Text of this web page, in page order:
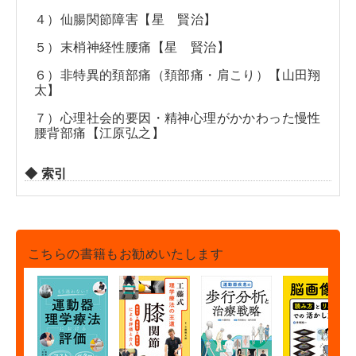
４）仙腸関節障害【星 賢治】
５）末梢神経性腰痛【星 賢治】
６）非特異的頚部痛（頚部痛・肩こり）【山田翔
太】
７）心理社会的要因・精神心理がかかわった慢性
腰背部痛【江原弘之】
◆ 索引
こちらの書籍もお勧めいたします